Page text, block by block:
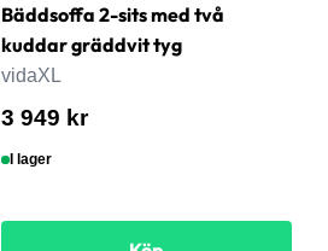
Bäddsoffa 2-sits med två
kuddar gräddvit tyg
vidaXL
3 949 kr
I lager